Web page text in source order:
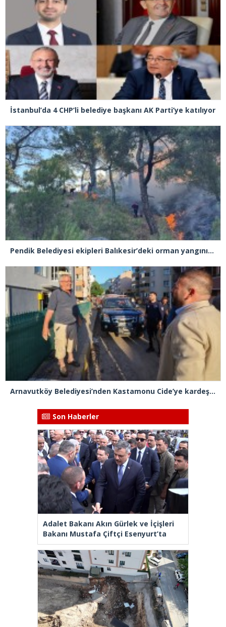
İstanbul’da 4 CHP’li belediye başkanı AK Parti’ye katılıyor
Pendik Belediyesi ekipleri Balıkesir’deki orman yangınına müdahale ediyor
Arnavutköy Belediyesi’nden Kastamonu Cide’ye kardeşlik eli
Son Haberler
Adalet Bakanı Akın Gürlek ve İçişleri
Bakanı Mustafa Çiftçi Esenyurt’ta